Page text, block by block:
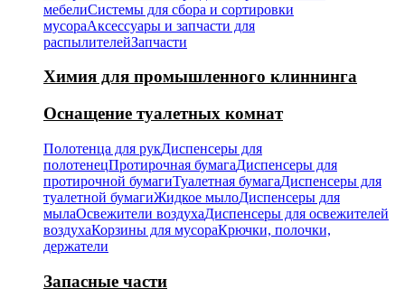
мебелиСистемы для сбора и сортировки
мусораАксессуары и запчасти для
распылителейЗапчасти
Химия для промышленного клиннинга
Оснащение туалетных комнат
Полотенца для рукДиспенсеры для
полотенецПротирочная бумагаДиспенсеры для
протирочной бумагиТуалетная бумагаДиспенсеры для
туалетной бумагиЖидкое мылоДиспенсеры для
мылаОсвежители воздухаДиспенсеры для освежителей
воздухаКорзины для мусораКрючки, полочки,
держатели
Запасные части